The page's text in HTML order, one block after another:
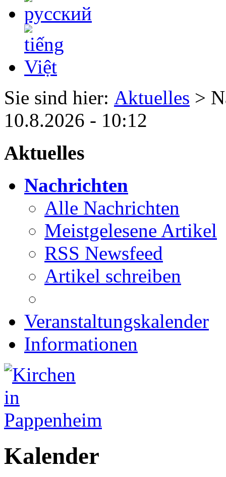
Sie sind hier: Aktuelles >
10.8.2026 - 10:12
Aktuelles
Nachrichten
Alle Nachrichten
Meistgelesene Artikel
RSS Newsfeed
Artikel schreiben
Veranstaltungskalender
Informationen
Kalender